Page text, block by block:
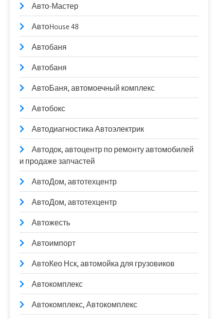
Авто-Мастер
АвтоHouse 48
Автобаня
Автобаня
АвтоБаня, автомоечный комплекс
Автобокс
Автодиагностика Автоэлектрик
Автодок, автоцентр по ремонту автомобилей
и продаже запчастей
АвтоДом, автотехцентр
АвтоДом, автотехцентр
Автожесть
Автоимпорт
АвтоКео Нск, автомойка для грузовиков
Автокомплекс
Автокомплекс, Автокомплекс